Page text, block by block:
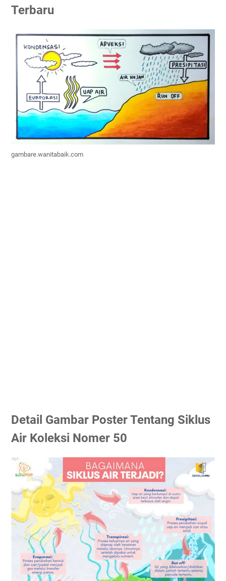
Terbaru
gambare.wanitabaik.com
Detail Gambar Poster Tentang Siklus
Air Koleksi Nomer 50